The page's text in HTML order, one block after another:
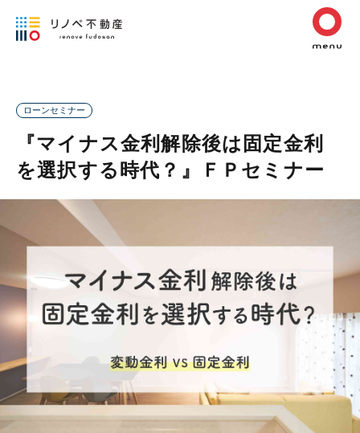
ローンセミナー
『マイナス金利解除後は固定金利
を選択する時代？』ＦＰセミナー